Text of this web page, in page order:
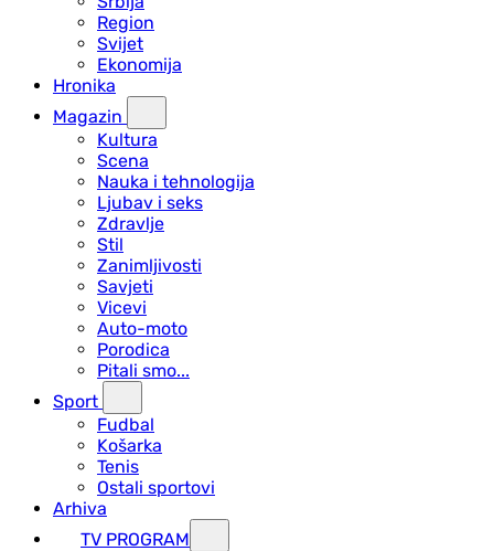
Region
Svijet
Ekonomija
Hronika
Magazin
Kultura
Scena
Nauka i tehnologija
Ljubav i seks
Zdravlje
Stil
Zanimljivosti
Savjeti
Vicevi
Auto-moto
Porodica
Pitali smo...
Sport
Fudbal
Košarka
Tenis
Ostali sportovi
Arhiva
TV PROGRAM